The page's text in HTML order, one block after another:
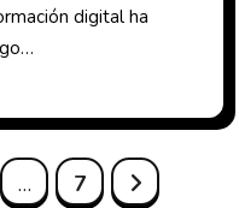
digital ha
… 7